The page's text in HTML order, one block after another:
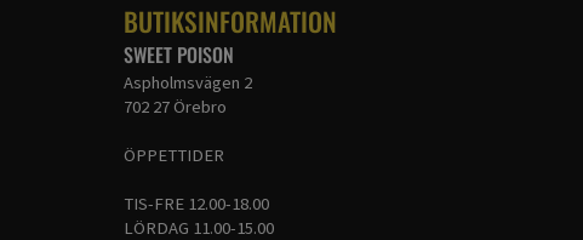
BUTIKSINFORMATION
SWEET POISON
Aspholmsvägen 2
702 27 Örebro
ÖPPETTIDER
TIS-FRE 12.00-18.00
LÖRDAG 11.00-15.00